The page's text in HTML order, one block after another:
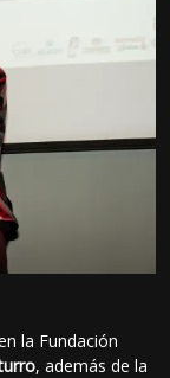
la Fundación
, además de la